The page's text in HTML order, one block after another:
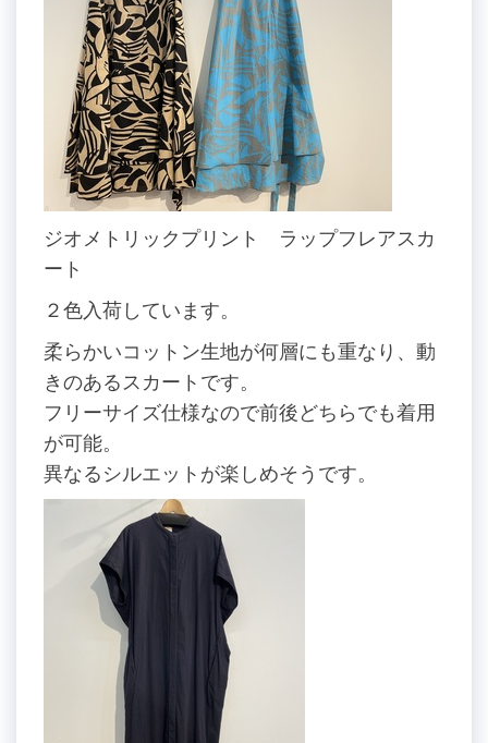
ジオメトリックプリント ラップフレアスカ
ート
２色入荷しています。
柔らかいコットン生地が何層にも重なり、動
きのあるスカートです。
フリーサイズ仕様なので前後どちらでも着用
が可能。
異なるシルエットが楽しめそうです。